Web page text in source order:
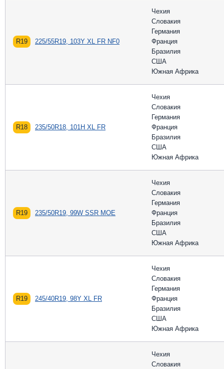
R19 225/55R19, 103Y XL FR NF0
Чехия
Словакия
Германия
Франция
Бразилия
США
Южная Африка
R18 235/50R18, 101H XL FR
Чехия
Словакия
Германия
Франция
Бразилия
США
Южная Африка
R19 235/50R19, 99W SSR MOE
Чехия
Словакия
Германия
Франция
Бразилия
США
Южная Африка
R19 245/40R19, 98Y XL FR
Чехия
Словакия
Германия
Франция
Бразилия
США
Южная Африка
Чехия
Словакия